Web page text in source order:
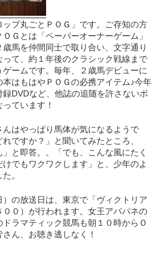
プ丸ごとＰＯＧ」です。ご存知の方
Ｇとは「ペーパーオーナーゲーム」
馬を仲間同士で取り合い、文字通り
て、約１年後のクラシック戦線まで
ームです。毎年、２歳馬デビューに
はもはやＰＯＧの必携アイテム♪今年
DVDなど、他誌の追随を許さないボ
ています！
はやっぱり馬体が気になるようで
ですか？」と聞いてみたところ、
」と即答。。「でも、こんな風にたく
でもワクワクします」と、少年のよ
。
の放送日は、東京で「ヴィクトリア
０）が行われます。女王アパパネの
ラマティック競馬も朝１０時からＯ
ん、お聴き逃しなく！